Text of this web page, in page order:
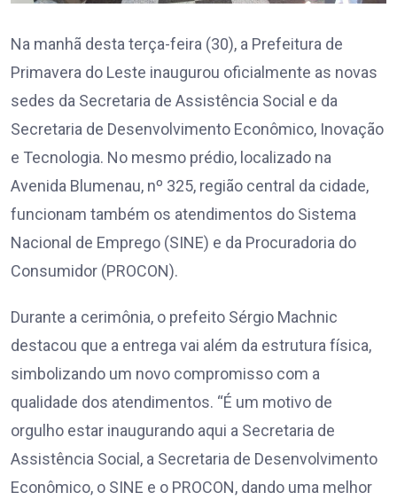
Na manhã desta terça-feira (30), a Prefeitura de
Primavera do Leste inaugurou oficialmente as novas
sedes da Secretaria de Assistência Social e da
Secretaria de Desenvolvimento Econômico, Inovação
e Tecnologia. No mesmo prédio, localizado na
Avenida Blumenau, nº 325, região central da cidade,
funcionam também os atendimentos do Sistema
Nacional de Emprego (SINE) e da Procuradoria do
Consumidor (PROCON).
Durante a cerimônia, o prefeito Sérgio Machnic
destacou que a entrega vai além da estrutura física,
simbolizando um novo compromisso com a
qualidade dos atendimentos. “É um motivo de
orgulho estar inaugurando aqui a Secretaria de
Assistência Social, a Secretaria de Desenvolvimento
Econômico, o SINE e o PROCON, dando uma melhor